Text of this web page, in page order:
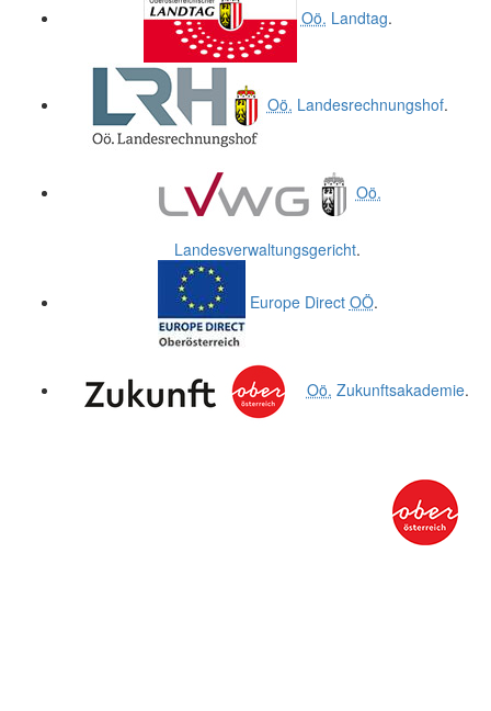
Oö. Landtag.
Oö. Landesrechnungshof.
Oö.
Landesverwaltungsgericht.
Europe Direct OÖ.
Oö. Zukunftsakademie.